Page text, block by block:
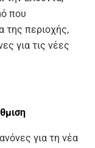
που
της περιοχής,
για τις νέες
για τη νέα